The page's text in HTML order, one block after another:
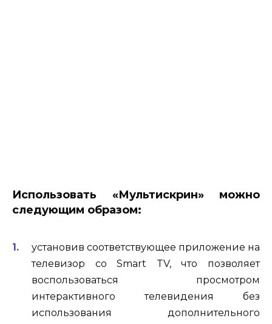
Использовать «Мультискрин» можно
следующим образом:
установив соответствующее приложение на
телевизор со Smart TV, что позволяет
воспользоваться просмотром
интерактивного телевидения без
использования дополнительного